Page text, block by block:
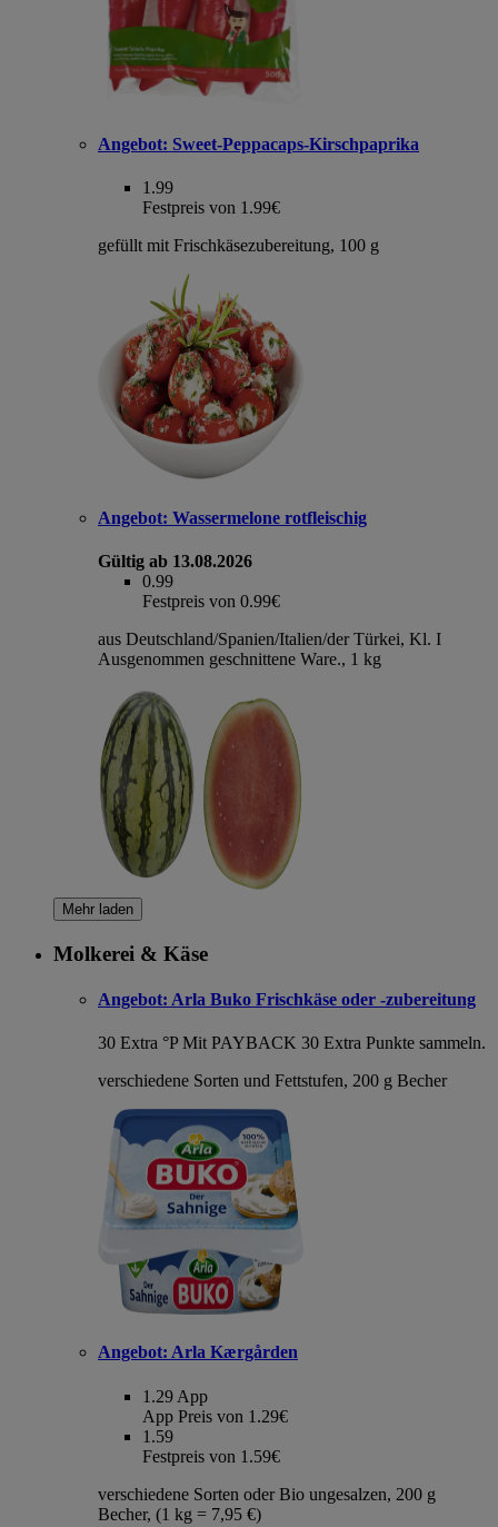
Angebot: Sweet-Peppacaps-Kirschpaprika
1.99
Festpreis von 1.99€
gefüllt mit Frischkäsezubereitung, 100 g
Angebot: Wassermelone rotfleischig
Gültig ab 13.08.2026
0.99
Festpreis von 0.99€
aus Deutschland/Spanien/Italien/der Türkei, Kl. I
Ausgenommen geschnittene Ware., 1 kg
Mehr laden
Molkerei & Käse
Angebot: Arla Buko Frischkäse oder -zubereitung
30 Extra °P Mit PAYBACK 30 Extra Punkte sammeln.
verschiedene Sorten und Fettstufen, 200 g Becher
Angebot: Arla Kærgården
1.29 App
App Preis von 1.29€
1.59
Festpreis von 1.59€
verschiedene Sorten oder Bio ungesalzen, 200 g
Becher, (1 kg = 7,95 €)